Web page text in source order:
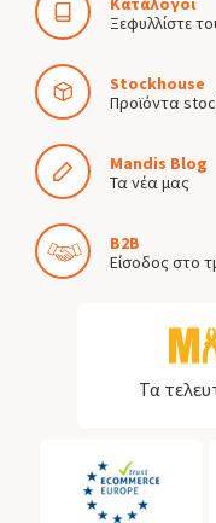
Ξεφυλλίστε
Stockhouse
Προϊόντα
Mandis Blog
Τα νέα μας
B2B
Είσοδος στο
Τα